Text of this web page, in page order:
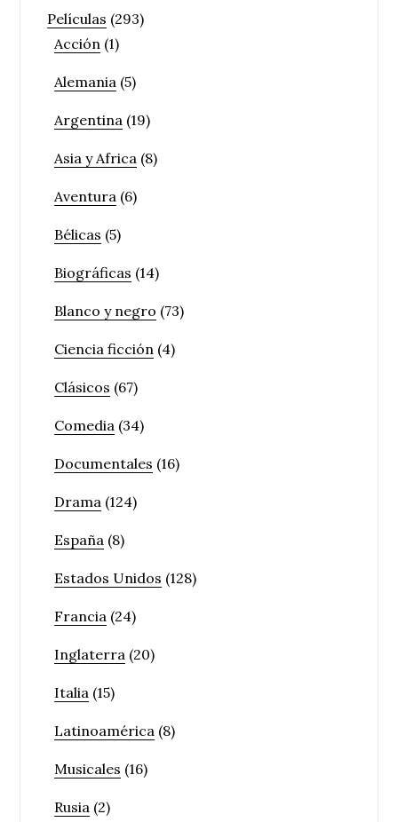
Películas (293)
Acción (1)
Alemania (5)
Argentina (19)
Asia y Africa (8)
Aventura (6)
Bélicas (5)
Biográficas (14)
Blanco y negro (73)
Ciencia ficción (4)
Clásicos (67)
Comedia (34)
Documentales (16)
Drama (124)
España (8)
Estados Unidos (128)
Francia (24)
Inglaterra (20)
Italia (15)
Latinoamérica (8)
Musicales (16)
Rusia (2)